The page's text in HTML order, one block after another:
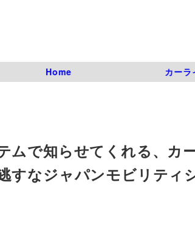
Home カーラ
ムで知らせてくれる、カ
すなジャパンモビリティ